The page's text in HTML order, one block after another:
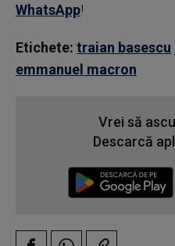
WhatsApp!
Etichete: traian basescu
emmanuel macron
Vrei să
Descarcă